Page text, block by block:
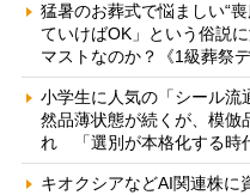
猛暑のお葬式で悩ましい“
ていけばOK」という俗説
マストなのか？《1級葬祭
小学生に人気の「シール
然品薄状態が続くが、模倣
れ 「選別が本格化する時
キオクシアなどAI関連株に